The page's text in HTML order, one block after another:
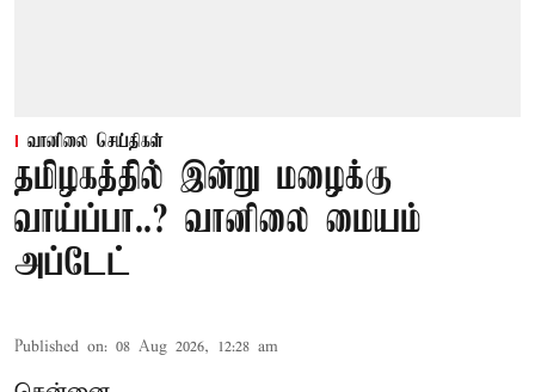
வானிலை செய்திகள்
தமிழகத்தில் இன்று மழைக்கு
வாய்ப்பா..? வானிலை மையம்
அப்டேட்
Published on: 08 Aug 2026, 12:28 am